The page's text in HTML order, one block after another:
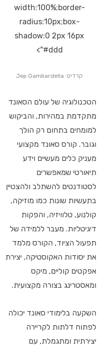
width:100%;border-
radius:10px;box-
shadow:0 2px 16px
#ddd">
קרדיט: Jep Gambardella
הטכנולוגיה של עולם הסאונד
מתקדמת במהירות, והביקוש
למומחים בתחום רק הולך
וגובר. קורס סאונד מקצועי
מעניק כלים מעשיים וידע
תיאורטי שמאפשרים
לסטודנטים להשתלב ולהצטיין
בתעשיות שונות כמו מוזיקה,
קולנוע, טלוויזיה, והפקות
דיגיטליות. מעבר ללמידה של
תפעול הציוד, הקורס מלמד
את יסודות האקוסטיקה, יצירת
אפקטים קוליים, מיקס
ומאסטרינג בצורה מקצועית.
השקעה בלימודי סאונד יכולה
לפתוח דלתות לקריירה
יצירתית ומתגמלת, עם